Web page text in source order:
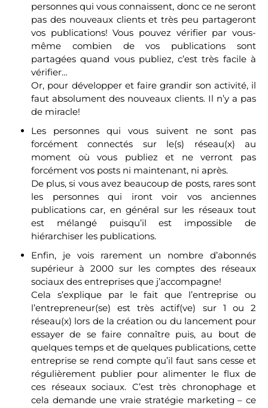
personnes qui vous connaissent, donc ce ne seront
pas des nouveaux clients et très peu partageront
vos publications! Vous pouvez vérifier par vous-
même combien de vos publications sont
partagées quand vous publiez, c’est très facile à
vérifier…
Or, pour développer et faire grandir son activité, il
faut absolument des nouveaux clients. Il n’y a pas
de miracle!
Les personnes qui vous suivent ne sont pas
forcément connectés sur le(s) réseau(x) au
moment où vous publiez et ne verront pas
forcément vos posts ni maintenant, ni après.
De plus, si vous avez beaucoup de posts, rares sont
les personnes qui iront voir vos anciennes
publications car, en général sur les réseaux tout
est mélangé puisqu’il est impossible de
hiérarchiser les publications.
Enfin, je vois rarement un nombre d’abonnés
supérieur à 2000 sur les comptes des réseaux
sociaux des entreprises que j’accompagne!
Cela s’explique par le fait que l’entreprise ou
l’entrepreneur(se) est très actif(ve) sur 1 ou 2
réseau(x) lors de la création ou du lancement pour
essayer de se faire connaître puis, au bout de
quelques temps et de quelques publications, cette
entreprise se rend compte qu’il faut sans cesse et
régulièrement publier pour alimenter le flux de
ces réseaux sociaux. C’est très chronophage et
cela demande une vraie stratégie marketing – ce